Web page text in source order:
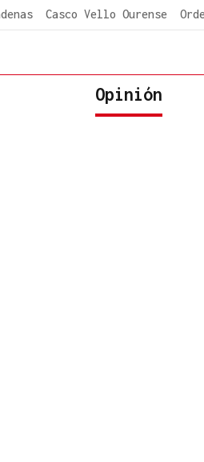
Casco Vello Ourense
Opinión